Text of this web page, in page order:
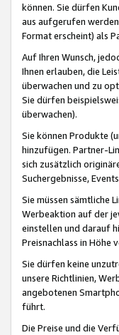
können. Sie dürfen
aus aufgerufen
Format erscheint) als
Auf Ihren Wunsch,
Ihnen erlauben, die
überwachen und zu
Sie dürfen
überwachen).
Sie können Produkte
hinzufügen. Partner-
sich zusätzlich
Suchergebnisse,
Sie müssen sämtliche
Werbeaktion auf der
einstellen und darauf
Preisnachlass in Höhe
Sie dürfen keine
unsere Richtlinien,
angebotenen
führt.
Die Preise und die